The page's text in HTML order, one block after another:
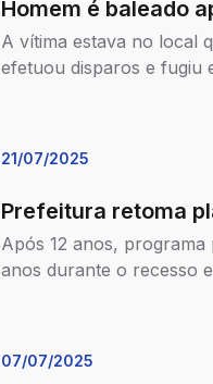
Homem é baleado
A vítima estava no local
efetuou disparos e fugiu
21/07/2025
Prefeitura retoma
Após 12 anos,
anos durante o recesso
07/07/2025